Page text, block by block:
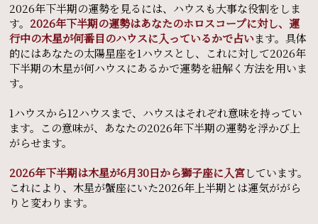
2026年下半期の運勢を見るには、ハウスも大事な役割をしま
す。 2026年下半期の運勢はあなたのホロスコープに対し、運
行中の木星が何番目のハウスに入っているかで占います。具体
的にはあなたの太陽星座を1ハウスとし、これに対して2026年
下半期の木星が何ハウスにあるかで運勢を紐解く方法を用いま
す。
1ハウスから12ハウスまで、ハウスはそれぞれ意味を持ってい
ます。この意味が、あなたの2026年下半期の運勢を浮かび上
がらせます。
2026年下半期は木星が6月30日から獅子座に入宮しています。
これにより、木星が蟹座にいた2026年上半期とは運気ががら
りと変わります。